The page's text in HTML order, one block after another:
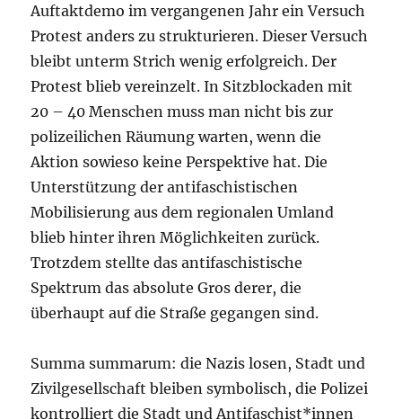
Auftaktdemo im vergangenen Jahr ein Versuch
Protest anders zu strukturieren. Dieser Versuch
bleibt unterm Strich wenig erfolgreich. Der
Protest blieb vereinzelt. In Sitzblockaden mit
20 – 40 Menschen muss man nicht bis zur
polizeilichen Räumung warten, wenn die
Aktion sowieso keine Perspektive hat. Die
Unterstützung der antifaschistischen
Mobilisierung aus dem regionalen Umland
blieb hinter ihren Möglichkeiten zurück.
Trotzdem stellte das antifaschistische
Spektrum das absolute Gros derer, die
überhaupt auf die Straße gegangen sind.
Summa summarum: die Nazis losen, Stadt und
Zivilgesellschaft bleiben symbolisch, die Polizei
kontrolliert die Stadt und Antifaschist*innen